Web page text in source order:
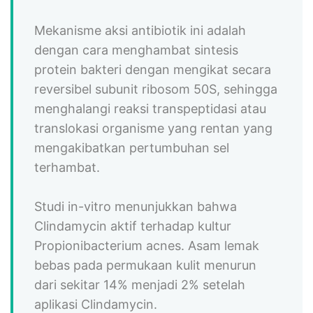
Mekanisme aksi antibiotik ini adalah
dengan cara menghambat sintesis
protein bakteri dengan mengikat secara
reversibel subunit ribosom 50S, sehingga
menghalangi reaksi transpeptidasi atau
translokasi organisme yang rentan yang
mengakibatkan pertumbuhan sel
terhambat.
Studi in-vitro menunjukkan bahwa
Clindamycin aktif terhadap kultur
Propionibacterium acnes. Asam lemak
bebas pada permukaan kulit menurun
dari sekitar 14% menjadi 2% setelah
aplikasi Clindamycin.